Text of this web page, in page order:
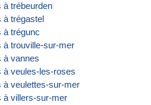
à trébeurden
à trégastel
à trégunc
à trouville-sur-mer
à vannes
à veules-les-roses
à veulettes-sur-mer
à villers-sur-mer